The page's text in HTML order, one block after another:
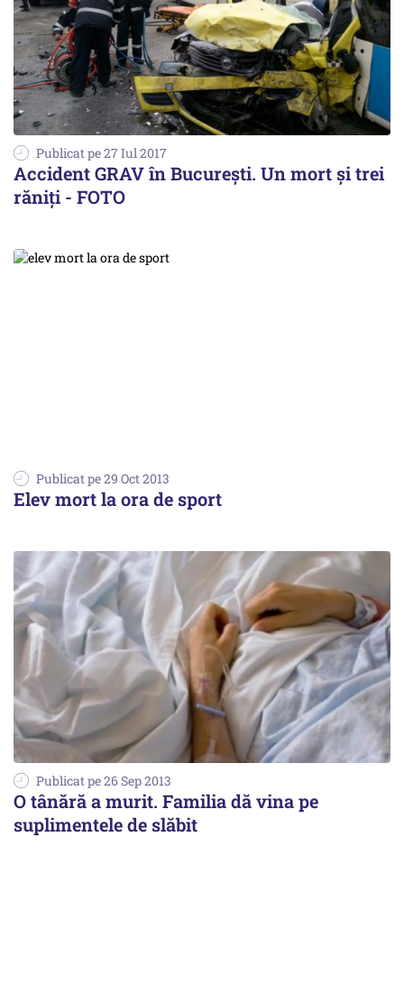
Publicat pe 27 Iul 2017
Accident GRAV în București. Un mort și trei
răniți - FOTO
Publicat pe 29 Oct 2013
Elev mort la ora de sport
Publicat pe 26 Sep 2013
O tânără a murit. Familia dă vina pe
suplimentele de slăbit